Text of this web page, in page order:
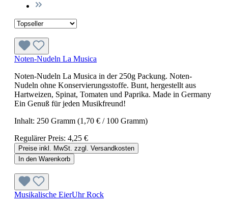
Noten-Nudeln La Musica
Noten-Nudeln La Musica in der 250g Packung. Noten-
Nudeln ohne Konservierungsstoffe. Bunt, hergestellt aus
Hartweizen, Spinat, Tomaten und Paprika. Made in Germany
Ein Genuß für jeden Musikfreund!
Inhalt: 250 Gramm (1,70 € / 100 Gramm)
Regulärer Preis: 4,25 €
Preise inkl. MwSt. zzgl. Versandkosten
In den Warenkorb
Musikalische EierUhr Rock